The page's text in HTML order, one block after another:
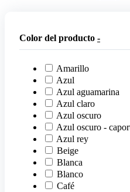
Color del producto -
Amarillo
Azul
Azul aguamarina
Azul claro
Azul oscuro
Azul oscuro -
Azul rey
Beige
Blanca
Blanco
Café